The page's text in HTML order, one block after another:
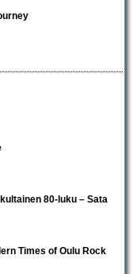
80-luku – Sata
Times of Oulu Rock